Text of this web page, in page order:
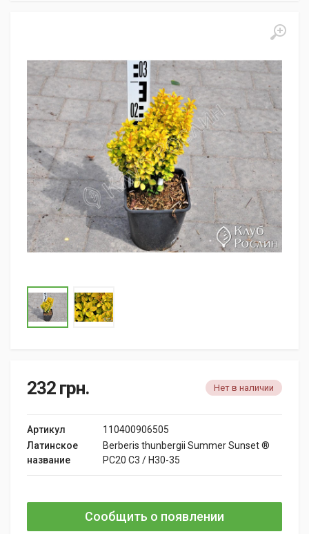
232 грн. Нет в наличии
Артикул
110400906505
Латинское
название
Berberis thunbergii Summer Sunset ®
PC20 C3 / H30-35
Сообщить о появлении